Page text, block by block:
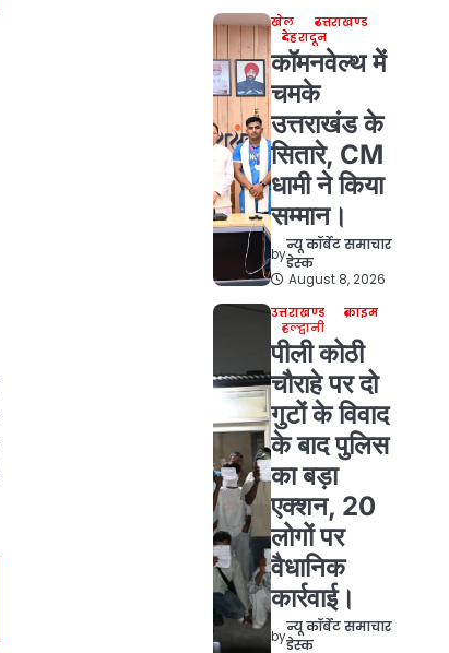
खेल
उत्तराखण्ड
देहरादून
कॉमनवेल्थ में
चमके
उत्तराखंड के
सितारे, CM
धामी ने किया
सम्मान।
by
न्यू कॉर्बेट समाचार
डेस्क
August 8, 2026
उत्तराखण्ड
क्राइम
हल्द्वानी
पीली कोठी
चौराहे पर दो
गुटों के विवाद
के बाद पुलिस
का बड़ा
एक्शन, 20
लोगों पर
वैधानिक
कार्रवाई।
by
न्यू कॉर्बेट समाचार
डेस्क